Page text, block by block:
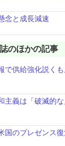
念と成長減速
のほかの記事
で供給強化説く
主義は「破滅的
国のプレゼンス